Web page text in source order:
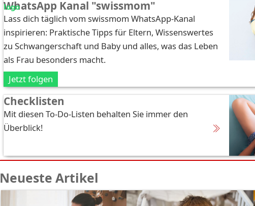
WhatsApp Kanal "swissmom"
Lass dich täglich vom swissmom WhatsApp-Kanal
inspirieren: Praktische Tipps für Eltern, Wissenswertes
zu Schwangerschaft und Baby und alles, was das Leben
als Frau besonders macht.
Jetzt folgen
Checklisten
Mit diesen To-Do-Listen behalten Sie immer den
Überblick!
Neueste Artikel